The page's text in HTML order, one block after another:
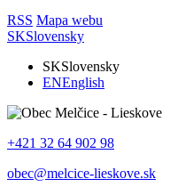
RSS Mapa webu
SKSlovensky
SKSlovensky
ENEnglish
+421 32 64 902 98
obec@melcice-lieskove.sk